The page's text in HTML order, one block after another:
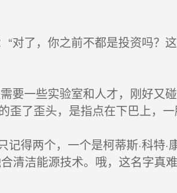
对了，你之前不都是投资吗？
要一些实验室和人才，刚好又
了歪头，是指点在下巴上，一
得两个，一个是柯蒂斯·科特
清洁能源技术。哦，这名字真